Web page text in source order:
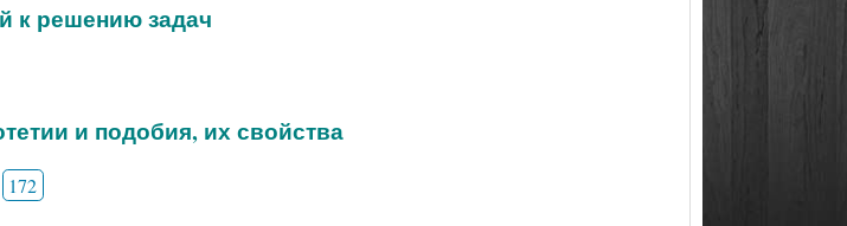
к решению задач
и подобия, их свойства
172